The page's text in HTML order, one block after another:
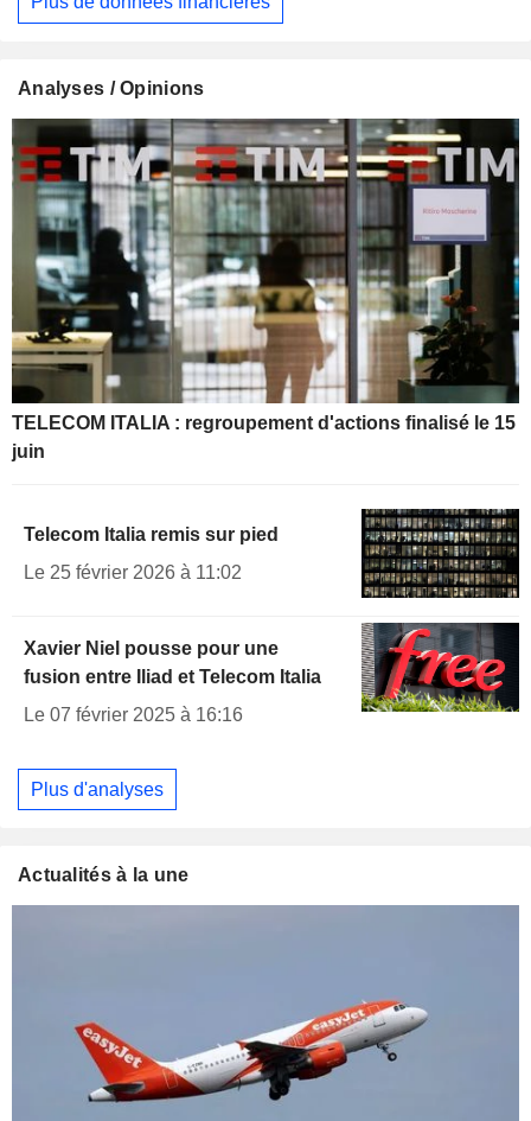
Analyses / Opinions
TELECOM ITALIA : regroupement d'actions finalisé le 15
juin
Telecom Italia remis sur pied
Le 25 février 2026 à 11:02
Xavier Niel pousse pour une
fusion entre Iliad et Telecom Italia
Le 07 février 2025 à 16:16
Plus d'analyses
Actualités à la une